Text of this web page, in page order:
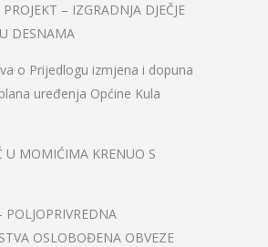
– IZGRADNJA DJEČJE
DESNAMA
o Prijedlogu izmjena i dopuna
uređenja Općine Kula
U MOMIĆIMA KRENUO S
POLJOPRIVREDNA
OSLOBOĐENA OBVEZE